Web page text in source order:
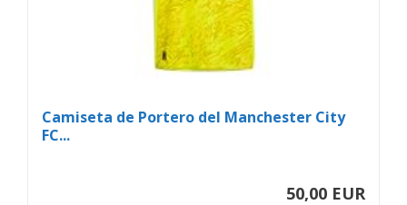
Camiseta de Portero del Manchester City
FC...
50,00 EUR